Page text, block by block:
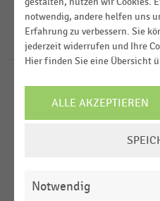
772Ergebnisse fürIT-Studie
SHOPPING-CENTER|
Flächenanteile der
Shopping- und
Mischnutzungen in
Centern in
Bau- und
Buchhandel
MEHR
2024
2023
2022
MEHR
Deutschland
Österreich
Schweiz
D-A-CH-Region
FILTER
notwendig, andere helfen uns
Erfahrung zu verbessern. Sie
jederzeit widerrufen und Ihre
Hier finden Sie eine Übersicht
ALLE AKZEPTIEREN
Notwendig